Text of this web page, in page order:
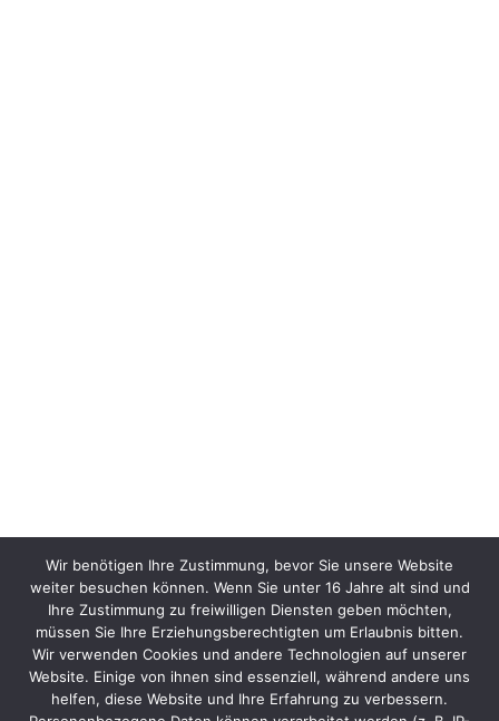
Wir benötigen Ihre Zustimmung, bevor Sie unsere Website
weiter besuchen können. Wenn Sie unter 16 Jahre alt sind und
Ihre Zustimmung zu freiwilligen Diensten geben möchten,
müssen Sie Ihre Erziehungsberechtigten um Erlaubnis bitten.
Wir verwenden Cookies und andere Technologien auf unserer
Website. Einige von ihnen sind essenziell, während andere uns
helfen, diese Website und Ihre Erfahrung zu verbessern.